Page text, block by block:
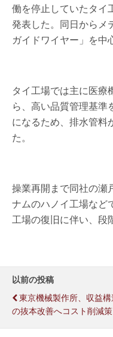
働を停止していたタイ
発表した。同日からメ
ガイドワイヤー」を中
タイ工場では主に医療
ら、高い品質管理基準
になるため、排水管料
た。
操業再開まで同社の瀬
ナムのハノイ工場など
工場の復旧に伴い、段
以前の投稿
東京機械製作所、収益構
の抜本改善へコスト削減策